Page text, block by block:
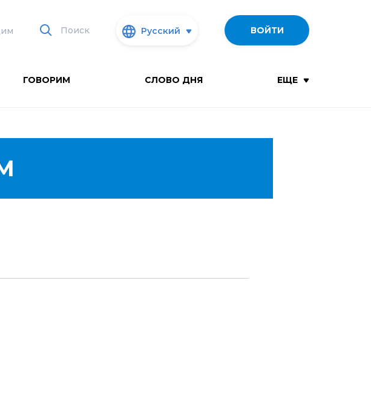
Поиск Русский ВОЙТИ
ГОВОРИМ СЛОВО ДНЯ ЕЩЕ